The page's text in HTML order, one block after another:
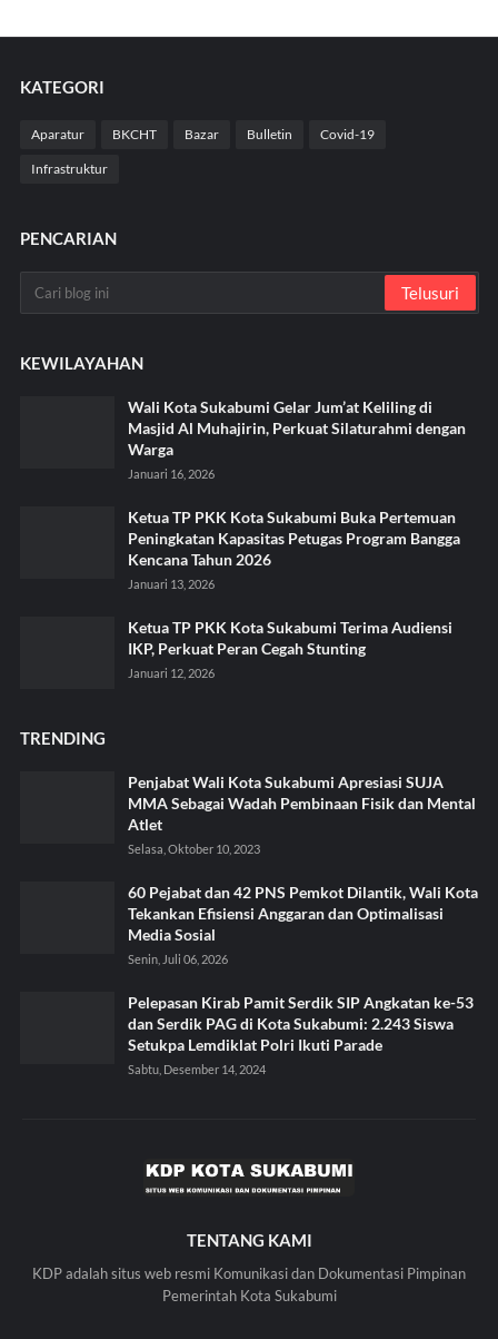
KATEGORI
Aparatur BKCHT Bazar Bulletin Covid-19
Infrastruktur
PENCARIAN
KEWILAYAHAN
Wali Kota Sukabumi Gelar Jum’at Keliling di
Masjid Al Muhajirin, Perkuat Silaturahmi dengan
Warga
Januari 16, 2026
Ketua TP PKK Kota Sukabumi Buka Pertemuan
Peningkatan Kapasitas Petugas Program Bangga
Kencana Tahun 2026
Januari 13, 2026
Ketua TP PKK Kota Sukabumi Terima Audiensi
IKP, Perkuat Peran Cegah Stunting
Januari 12, 2026
TRENDING
Penjabat Wali Kota Sukabumi Apresiasi SUJA
MMA Sebagai Wadah Pembinaan Fisik dan Mental
Atlet
Selasa, Oktober 10, 2023
60 Pejabat dan 42 PNS Pemkot Dilantik, Wali Kota
Tekankan Efisiensi Anggaran dan Optimalisasi
Media Sosial
Senin, Juli 06, 2026
Pelepasan Kirab Pamit Serdik SIP Angkatan ke-53
dan Serdik PAG di Kota Sukabumi: 2.243 Siswa
Setukpa Lemdiklat Polri Ikuti Parade
Sabtu, Desember 14, 2024
TENTANG KAMI
KDP adalah situs web resmi Komunikasi dan Dokumentasi Pimpinan
Pemerintah Kota Sukabumi